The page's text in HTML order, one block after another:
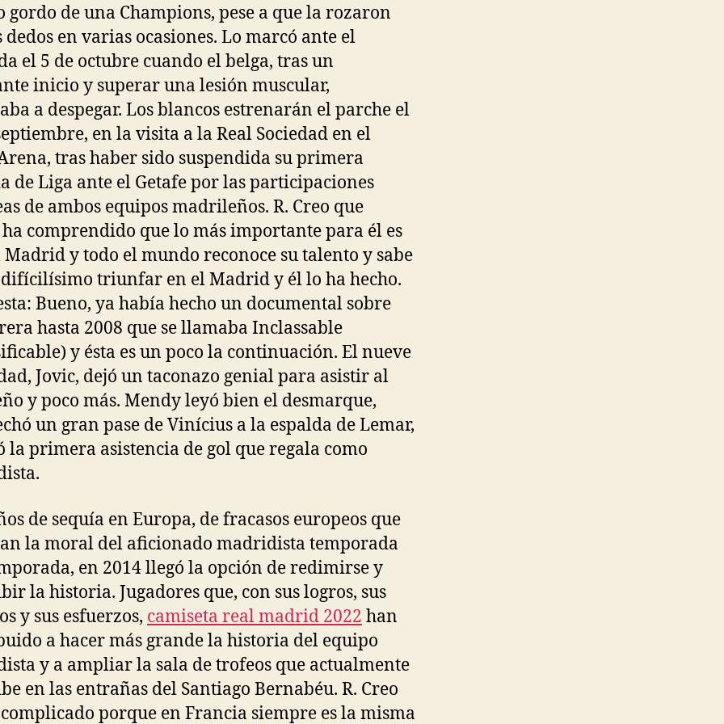
gordo de una Champions, pese a que la rozaron
dedos en varias ocasiones. Lo marcó ante el
el 5 de octubre cuando el belga, tras un
inicio y superar una lesión muscular,
a despegar. Los blancos estrenarán el parche el
en la visita a la Real Sociedad en el
tras haber sido suspendida su primera
de Liga ante el Getafe por las participaciones
de ambos equipos madrileños. R. Creo que
comprendido que lo más importante para él es
Madrid y todo el mundo reconoce su talento y sabe
difícilísimo triunfar en el Madrid y él lo ha hecho.
Bueno, ya había hecho un documental sobre
hasta 2008 que se llamaba Inclassable
y ésta es un poco la continuación. El nueve
Jovic, dejó un taconazo genial para asistir al
y poco más. Mendy leyó bien el desmarque,
un gran pase de Vinícius a la espalda de Lemar,
la primera asistencia de gol que regala como
de sequía en Europa, de fracasos europeos que
la moral del aficionado madridista temporada
en 2014 llegó la opción de redimirse y
la historia. Jugadores que, con sus logros, sus
y sus esfuerzos, camiseta real madrid 2022 han
a hacer más grande la historia del equipo
y a ampliar la sala de trofeos que actualmente
en las entrañas del Santiago Bernabéu. R. Creo
complicado porque en Francia siempre es la misma